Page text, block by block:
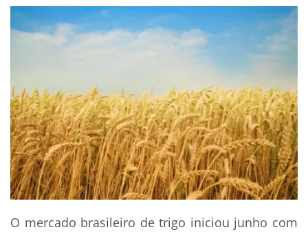
O mercado brasileiro de trigo iniciou junho com